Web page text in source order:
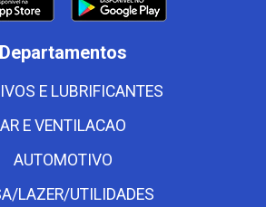
Departamentos
E LUBRIFICANTES
AR E VENTILACAO
AUTOMOTIVO
LAZER/UTILIDADES